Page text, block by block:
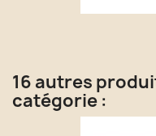
16 autres
catégorie :